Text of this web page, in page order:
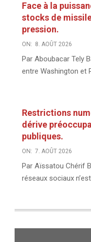
Face à la
stocks de
pression.
ON: 8. AOÛT 2026
Par Aboubacar Tely
entre Washington et
Restrictions
dérive
publiques.
ON: 7. AOÛT 2026
Par Aïssatou Chérif
réseaux sociaux